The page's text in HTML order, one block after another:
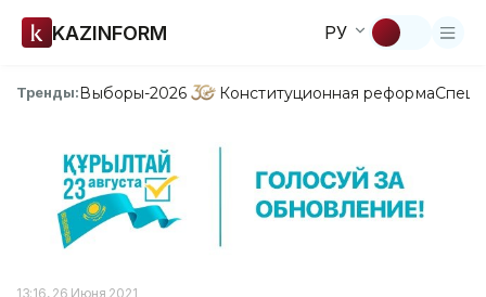
KAZINFORM РУ
Тренды:Выборы-2026 Конституционная реформа
13:16, 26 Июня 2021